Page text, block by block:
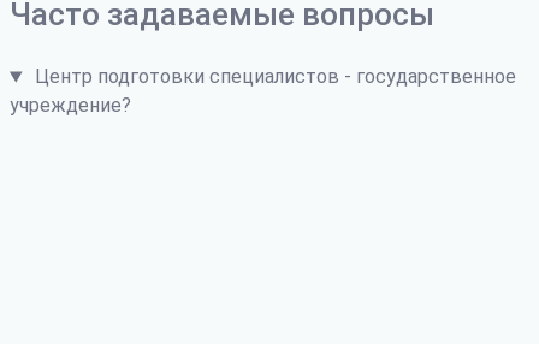
Часто задаваемые вопросы
Центр подготовки специалистов - государственное
учреждение?